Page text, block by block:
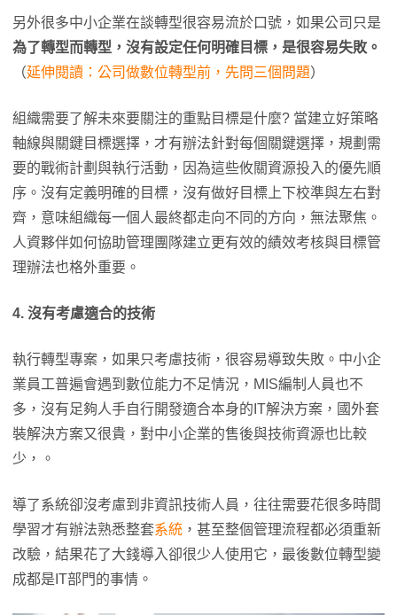
另外很多中小企業在談轉型很容易流於口號，如果公司只是
為了轉型而轉型，沒有設定任何明確目標，是很容易失敗。
（延伸閱讀：公司做數位轉型前，先問三個問題）
組織需要了解未來要關注的重點目標是什麼? 當建立好策略
軸線與關鍵目標選擇，才有辦法針對每個關鍵選擇，規劃需
要的戰術計劃與執行活動，因為這些攸關資源投入的優先順
序。沒有定義明確的目標，沒有做好目標上下校準與左右對
齊，意味組織每一個人最終都走向不同的方向，無法聚焦。
人資夥伴如何協助管理團隊建立更有效的績效考核與目標管
理辦法也格外重要。
4. 沒有考慮適合的技術
執行轉型專案，如果只考慮技術，很容易導致失敗。中小企
業員工普遍會遇到數位能力不足情況，MIS編制人員也不
多，沒有足夠人手自行開發適合本身的IT解決方案，國外套
裝解決方案又很貴，對中小企業的售後與技術資源也比較
少，。
導了系統卻沒考慮到非資訊技術人員，往往需要花很多時間
學習才有辦法熟悉整套系統 ，甚至整個管理流程都必須重新
改驗，結果花了大錢導入卻很少人使用它，最後數位轉型變
成都是IT部門的事情。